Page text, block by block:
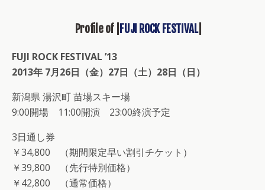
Profile of | FUJI ROCK FESTIVAL|
FUJI ROCK FESTIVAL ’13
2013年 7月26日（金）27日（土）28日（日）
新潟県 湯沢町 苗場スキー場
9:00開場 11:00開演 23:00終演予定
3日通し券
￥34,800 （期間限定早い割引チケット）
￥39,800 （先行特別価格）
￥42,800 （通常価格）